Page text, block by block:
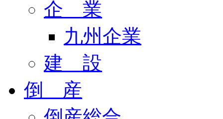
企 業
九州企業
建 設
倒 産